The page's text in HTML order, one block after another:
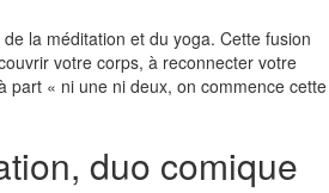
la méditation et du yoga. Cette fusion
votre corps, à reconnecter votre
part « ni une ni deux, on commence cette
duo comique